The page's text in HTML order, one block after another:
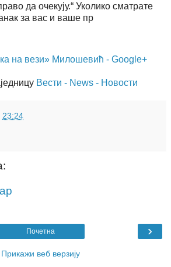
да очекују.“ Уколико сматрате
за вас и ваше пр
на вези» Милошевић - Google+
Вести - News - Новости
23:24
›
Почетна
Прикажи веб верзију